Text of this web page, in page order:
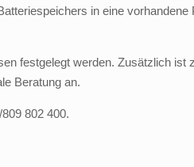
in eine vorhandene
festgelegt werden. Zusätzlich ist
Beratung an.
802 400.